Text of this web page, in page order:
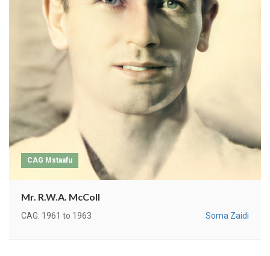
CAG Mstaafu
Mr. R.W.A. McColl
CAG: 1961 to 1963 Soma Zaidi